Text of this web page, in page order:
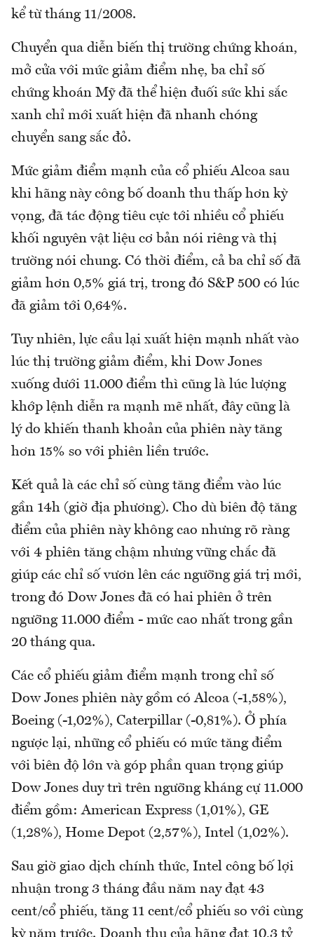
kể từ tháng 11/2008.
Chuyển qua diễn biến thị trường chứng khoán,
mở cửa với mức giảm điểm nhẹ, ba chỉ số
chứng khoán Mỹ đã thể hiện đuối sức khi sắc
xanh chỉ mới xuất hiện đã nhanh chóng
chuyển sang sắc đỏ.
Mức giảm điểm mạnh của cổ phiếu Alcoa sau
khi hãng này công bố doanh thu thấp hơn kỳ
vọng, đã tác động tiêu cực tới nhiều cổ phiếu
khối nguyên vật liệu cơ bản nói riêng và thị
trường nói chung. Có thời điểm, cả ba chỉ số đã
giảm hơn 0,5% giá trị, trong đó S&P 500 có lúc
đã giảm tới 0,64%.
Tuy nhiên, lực cầu lại xuất hiện mạnh nhất vào
lúc thị trường giảm điểm, khi Dow Jones
xuống dưới 11.000 điểm thì cũng là lúc lượng
khớp lệnh diễn ra mạnh mẽ nhất, đây cũng là
lý do khiến thanh khoản của phiên này tăng
hơn 15% so với phiên liền trước.
Kết quả là các chỉ số cùng tăng điểm vào lúc
gần 14h (giờ địa phương). Cho dù biên độ tăng
điểm của phiên này không cao nhưng rõ ràng
với 4 phiên tăng chậm nhưng vững chắc đã
giúp các chỉ số vươn lên các ngưỡng giá trị mới,
trong đó Dow Jones đã có hai phiên ở trên
ngưỡng 11.000 điểm - mức cao nhất trong gần
20 tháng qua.
Các cổ phiếu giảm điểm mạnh trong chỉ số
Dow Jones phiên này gồm có Alcoa (-1,58%),
Boeing (-1,02%), Caterpillar (-0,81%). Ở phía
ngược lại, những cổ phiếu có mức tăng điểm
với biên độ lớn và góp phần quan trọng giúp
Dow Jones duy trì trên ngưỡng kháng cự 11.000
điểm gồm: American Express (1,01%), GE
(1,28%), Home Depot (2,57%), Intel (1,02%).
Sau giờ giao dịch chính thức, Intel công bố lợi
nhuận trong 3 tháng đầu năm nay đạt 43
cent/cổ phiếu, tăng 11 cent/cổ phiếu so với cùng
kỳ năm trước. Doanh thu của hãng đạt 10,3 tỷ